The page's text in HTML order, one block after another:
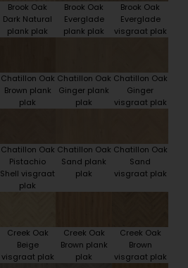
Brook Oak
Dark Natural
plank plak
Brook Oak
Everglade
plank plak
Brook Oak
Everglade
visgraat plak
Chatillon Oak
Brown plank
plak
Chatillon Oak
Ginger plank
plak
Chatillon Oak
Ginger
visgraat plak
Chatillon Oak
Pistachio
Shell visgraat
plak
Chatillon Oak
Sand plank
plak
Chatillon Oak
Sand
visgraat plak
Creek Oak
Beige
visgraat plak
Creek Oak
Brown plank
plak
Creek Oak
Brown
visgraat plak